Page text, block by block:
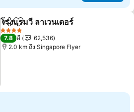
แชร์ เพิ่มในรายการโปรด
โรงแรมวี ลาเวนเดอร์
4 ดาว
7.8 ดี
62,536
2.0 km ถึง Singapore Flyer